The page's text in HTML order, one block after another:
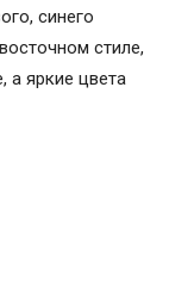
синего
стиле,
а яркие цвета